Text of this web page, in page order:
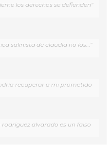
los derechos se defienden"
salinista de claudia no los..."
recuperar a mi prometido
alvarado es un falso